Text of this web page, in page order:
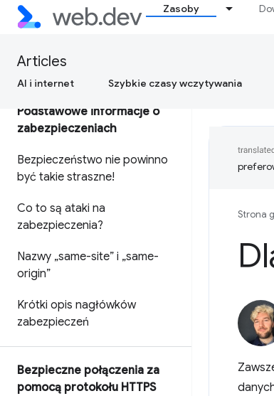
Zasoby
Articles
AI i internet Szybkie czasy wczytywania
Podstawowe informacje o
zabezpieczeniach
Bezpieczeństwo nie powinno
być takie straszne!
Co to są ataki na
zabezpieczenia?
Nazwy „same-site” i „same-
origin”
Krótki opis nagłówków
zabezpieczeń
Bezpieczne połączenia za
pomocą protokołu HTTPS
Strona